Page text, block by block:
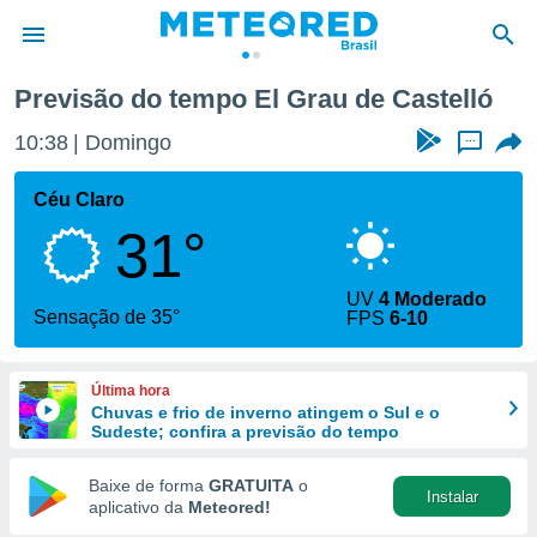
da
fornecidas
a este
das
e
forma
digital
Previsão do tempo El Grau de Castelló
10:38 Domingo ...
Céu Claro
31°
Sensação de 35°
UV4 Moderado
FPS6-10
Última hora
Chuvas e frio de inverno atingem o Sul e o
Sudeste; confira a previsão do tempo
Baixe de forma GRATUITA o
aplicativo da Meteored!
Instalar